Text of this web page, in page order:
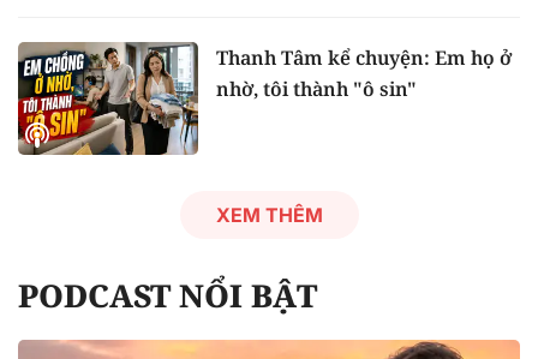
Thanh Tâm kể chuyện: Em họ ở
nhờ, tôi thành "ô sin"
XEM THÊM
PODCAST NỔI BẬT